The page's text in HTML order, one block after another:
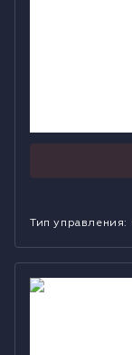
Тип управления:
Тостер на 2